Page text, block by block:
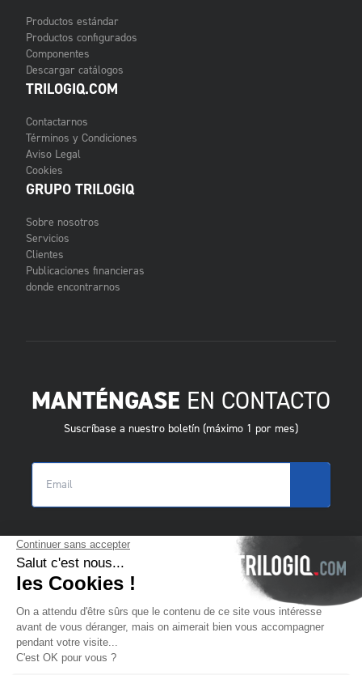
Productos estándar
Productos configurados
Componentes
Descargar catálogos
TRILOGIQ.COM
Contactarnos
Términos y Condiciones
Aviso Legal
Cookies
GRUPO TRILOGIQ
Sobre nosotros
Servicios
Clientes
Publicaciones financieras
donde encontrarnos
MANTÉNGASE EN CONTACTO
Suscríbase a nuestro boletín (máximo 1 por mes)
© 2025 Trilogiq SA.